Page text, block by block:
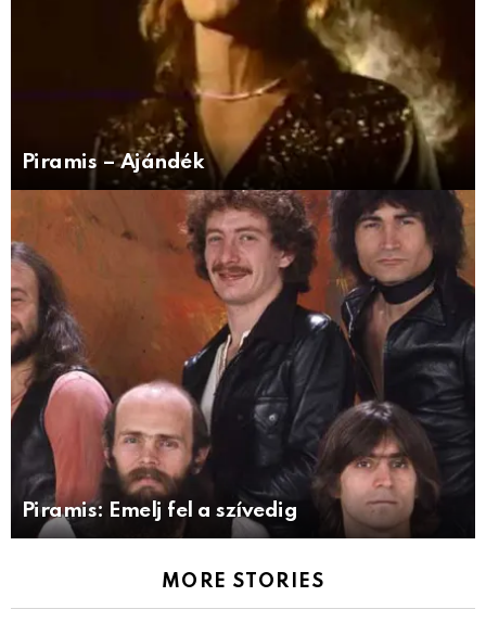
Piramis – Ajándék
Piramis: Emelj fel a szívedig
MORE STORIES